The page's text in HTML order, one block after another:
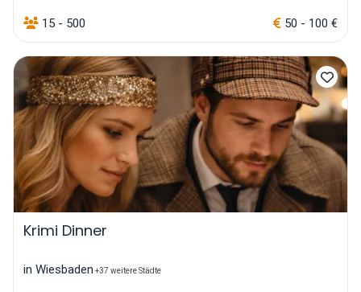
15 - 500 50 - 100 €
Krimi Dinner
in Wiesbaden +37 weitere Städte